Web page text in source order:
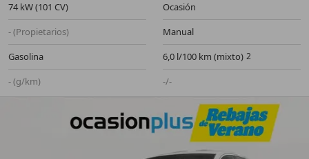
74 kW (101 CV)
Ocasión
- (Propietarios)
Manual
Gasolina
6,0 l/100 km (mixto)
- (g/km)
-/-